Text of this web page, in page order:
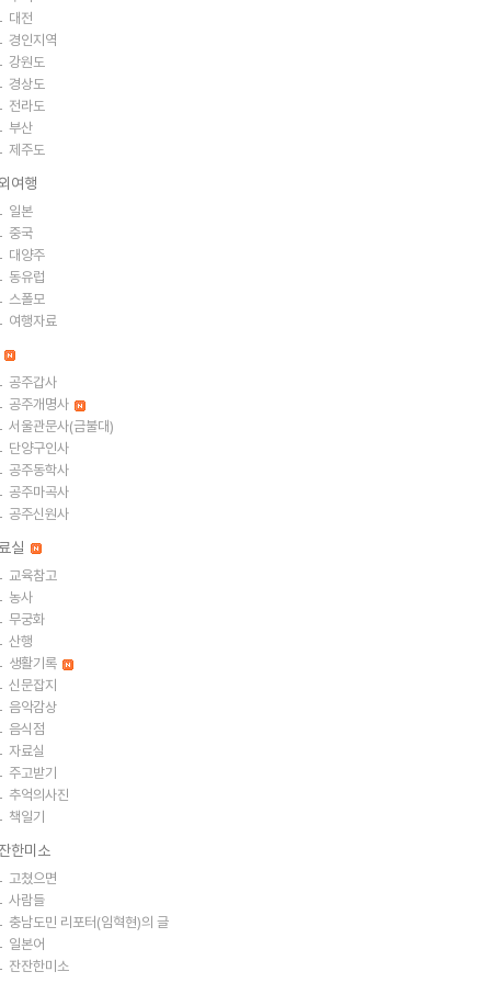
대전
경인지역
강원도
경상도
전라도
부산
제주도
여행
일본
중국
대양주
동유럽
스폴모
여행자료
공주갑사
공주개명사
서울관문사(금불대)
단양구인사
공주동학사
공주마곡사
공주신원사
실
교육참고
농사
무궁화
산행
생활기록
신문잡지
음악감상
음식점
자료실
주고받기
추억의사진
책일기
한미소
고쳤으면
사람들
충남도민 리포터(임혁현)의 글
일본어
잔잔한미소